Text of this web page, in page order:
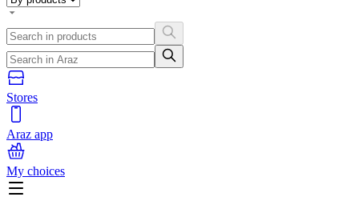
Stores
Araz app
My choices